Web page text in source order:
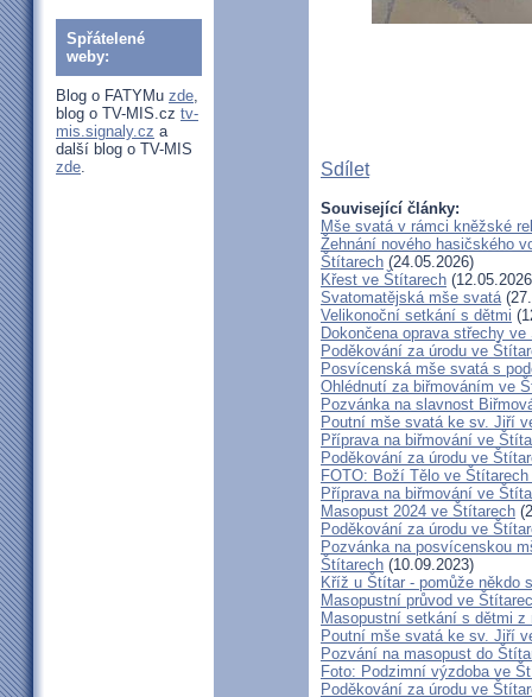
Spřátelené
weby:
Blog o FATYMu zde,
blog o TV-MIS.cz tv-
mis.signaly.cz a
další blog o TV-MIS
zde. Sdílet
Související články:
Mše svatá v rámci kněžské
Žehnání nového hasičského
Štítarech (24.05.2026)
Křest ve Štítarech
Svatomatějská mše svatá
Velikonoční setkání s dětmi
Dokončena oprava střechy
Poděkování za úrodu ve
Posvícenská mše svatá s
Ohlédnutí za biřmováním ve
Pozvánka na slavnost
Poutní mše svatá ke sv. Jiří
Příprava na biřmování ve
Poděkování za úrodu ve
FOTO: Boží Tělo ve Štítarech
Příprava na biřmování ve
Masopust 2024 ve Štítarech
Poděkování za úrodu ve
Pozvánka na posvícenskou
Štítarech (10.09.2023)
Kříž u Štítar - pomůže někdo
Masopustní průvod ve
Masopustní setkání s dětmi
Poutní mše svatá ke sv. Jiří
Pozvání na masopust do
Foto: Podzimní výzdoba ve
Poděkování za úrodu ve